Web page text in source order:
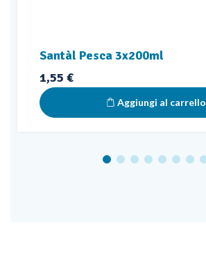
Santàl Pesca 3x200ml
Prezzo
1,55 €
Aggiungi al carrello